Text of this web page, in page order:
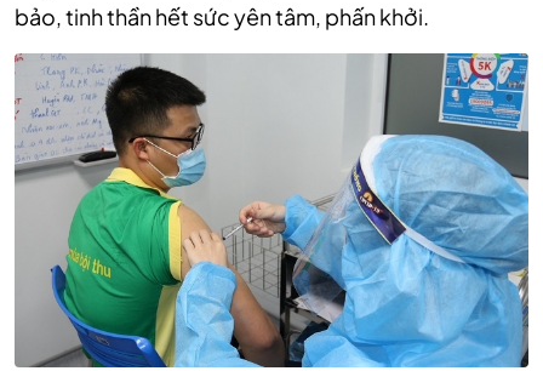
bảo, tinh thần hết sức yên tâm, phấn khởi.